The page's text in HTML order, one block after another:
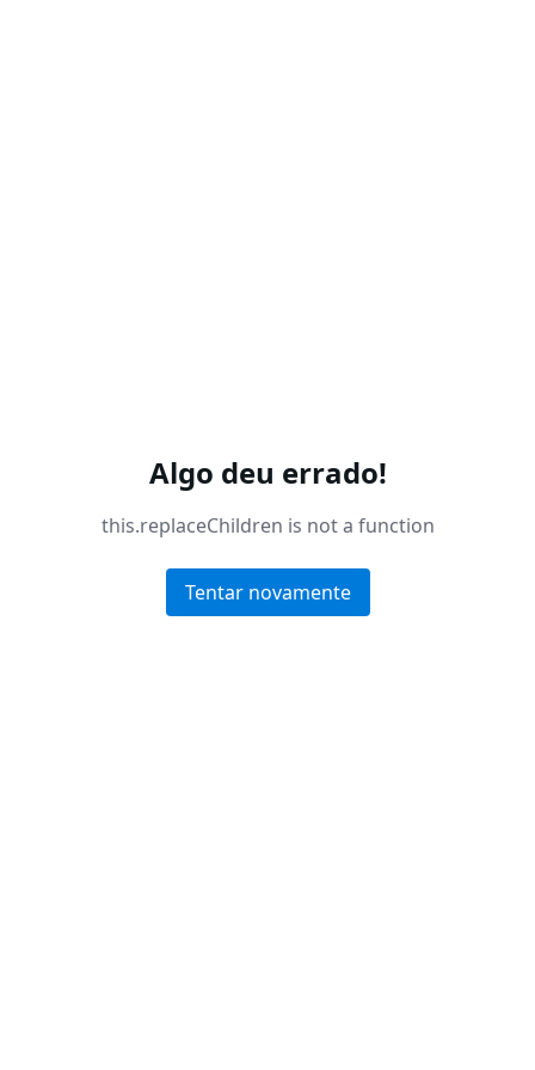
Algo deu errado!
this.replaceChildren is not a function
Tentar novamente